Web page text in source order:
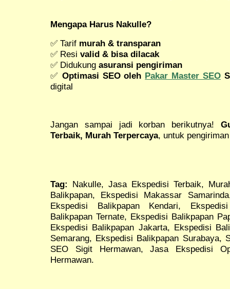
Mengapa Harus Nakulle?
✅ Tarif murah & transparan
✅ Resi valid & bisa dilacak
✅ Didukung asuransi pengiriman
✅ Optimasi SEO oleh Pakar Master SEO
digital
Jangan sampai jadi korban berikutnya!
Terbaik, Murah Terpercaya, untuk
Tag: Nakulle, Jasa Ekspedisi Terbaik,
Balikpapan, Ekspedisi Makassar
Ekspedisi Balikpapan Kendari,
Balikpapan Ternate, Ekspedisi Balikpapan
Ekspedisi Balikpapan Jakarta, Ekspedisi
Semarang, Ekspedisi Balikpapan Surabaya,
SEO Sigit Hermawan, Jasa Ekspedisi
Hermawan.